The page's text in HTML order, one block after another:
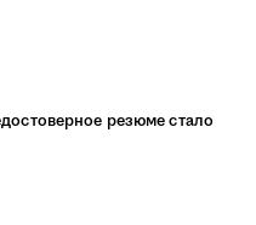
резюме стало